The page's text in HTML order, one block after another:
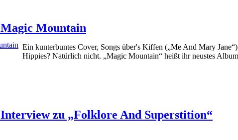
Mountain
Ein kunterbuntes Cover, Songs über's Kiffen („Me And Mary
Hippies? Natürlich nicht. „Magic Mountain“ heißt ihr neustes
zu „Folklore And Superstition“